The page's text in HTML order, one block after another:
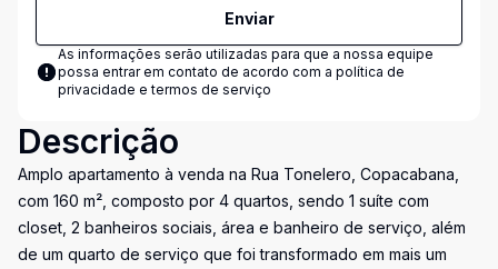
Enviar
As informações serão utilizadas para que a nossa equipe
possa entrar em contato de acordo com a política de
privacidade e termos de serviço
Descrição
Amplo apartamento à venda na Rua Tonelero, Copacabana,
com 160 m², composto por 4 quartos, sendo 1 suíte com
closet, 2 banheiros sociais, área e banheiro de serviço, além
de um quarto de serviço que foi transformado em mais um